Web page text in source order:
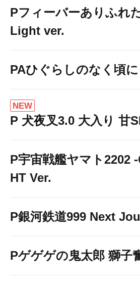
Pフィーバーありふれ
Light ver.
PAひぐらしのなく頃
NEW
P 犬夜叉3.0 大入り 甘
P宇宙戦艦ヤマト2202
HT Ver.
P銀河鉄道999 Next
Pゲゲゲの鬼太郎 獅子